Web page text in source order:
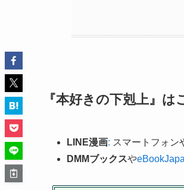
『本好きの下剋上』
LINE漫画: スマートフォン
DMMブックスや